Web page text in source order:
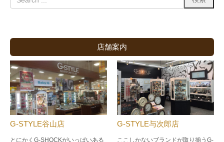
店舗案内
G-STYLE谷山店
とにかくG-SHOCKがいっぱいある
G-STYLE与次郎店
ここしかないブランドが取り揃うG-